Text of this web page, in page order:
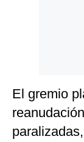
El gremio